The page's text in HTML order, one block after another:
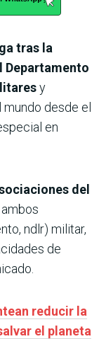
tras la
Departamento
y
mundo desde el
en
del
ambos
ndlr) militar,
de
reducir la
el planeta